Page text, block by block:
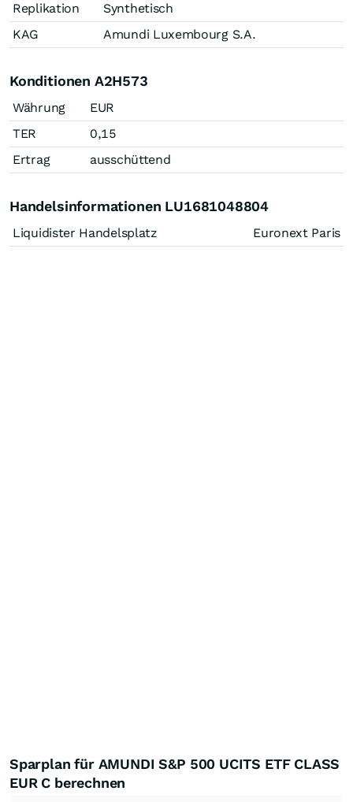
Replikation
Synthetisch
KAG
Amundi Luxembourg S.A.
Konditionen A2H573
Währung
EUR
TER
0,15
Ertrag
ausschüttend
Handelsinformationen LU1681048804
Liquidister Handelsplatz Euronext Paris
Sparplan für AMUNDI S&P 500 UCITS ETF CLASS
EUR C berechnen